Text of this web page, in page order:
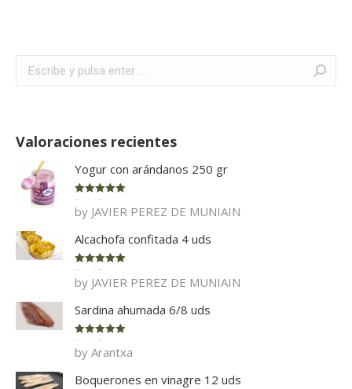
Valoraciones recientes
Yogur con arándanos 250 gr
Rated 5
of 5
by JAVIER PEREZ DE MUNIAIN
Alcachofa confitada 4 uds
Rated 5
of 5
by JAVIER PEREZ DE MUNIAIN
Sardina ahumada 6/8 uds
Rated 5
of 5
by Arantxa
Boquerones en vinagre 12 uds